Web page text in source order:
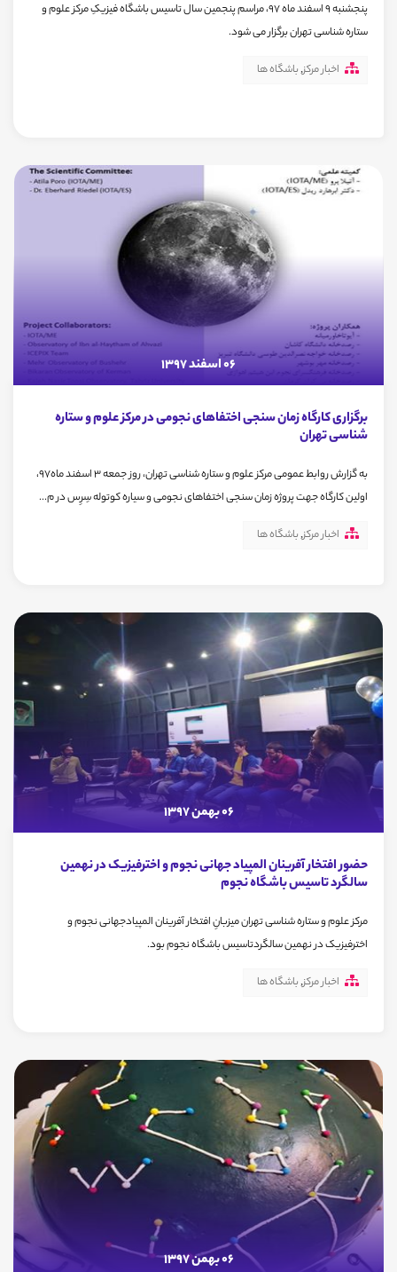
پنجشنبه 9 اسفند ماه 97، مراسم پنجمین سال تاسیس باشگاه فیزیکِ مرکز علوم و
ستاره شناسی تهران برگزار می شود.
اخبار مرکز,باشگاه ها
06 اسفند 1397
برگزاری کارگاه زمان سنجی اختفاهای نجومی در مرکز علوم و ستاره
شناسی تهران
به گزارش روابط عمومی مرکز علوم و ستاره شناسی تهران، روز جمعه 3 اسفند ماه97،
اولین کارگاه جهت پروژه زمان سنجی اختفاهای نجومی و سیاره کوتوله سِرِس در م...
اخبار مرکز,باشگاه ها
06 بهمن 1397
حضور افتخار آفرینان المپیاد جهانی نجوم و اخترفیزیک در نهمین
سالگرد تاسیس باشگاه نجوم
مرکز علوم و ستاره شناسی تهران میزبانِ افتخار آفرینان المپیادجهانی نجوم و
اخترفیزیک در نهمین سالگردتاسیس باشگاه نجوم بود.
اخبار مرکز,باشگاه ها
06 بهمن 1397